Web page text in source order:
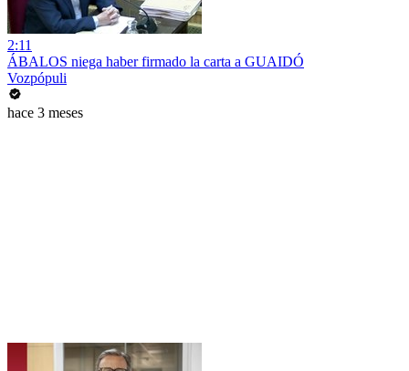
2:11
ÁBALOS niega haber firmado la carta a GUAIDÓ
Vozpópuli
hace 3 meses